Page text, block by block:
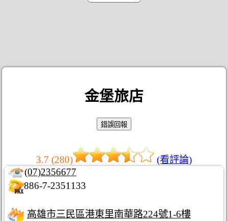
金堡旅店
3.7 (280)
(看評論)
(07)2356677
886-7-2351133
高雄市三民區港東里南華路224號1-6樓